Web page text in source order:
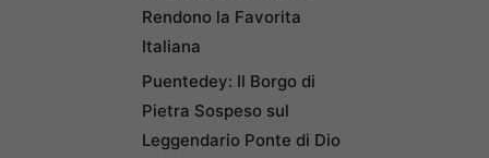
Rendono la Favorita
Italiana
Puentedey: Il Borgo di
Pietra Sospeso sul
Leggendario Ponte di Dio